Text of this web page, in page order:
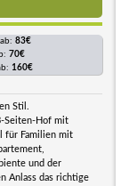
83€
70€
160€
Stil.
Seiten-Hof mit
für Familien mit
und der
Anlass das richtige